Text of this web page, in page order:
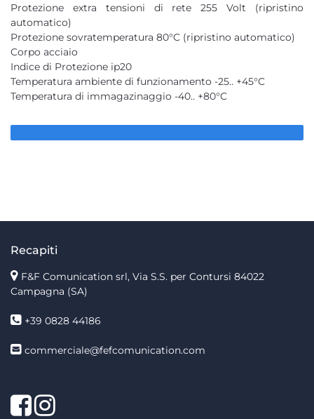
Protezione extra tensioni di rete 255 Volt (ripristino
automatico)
Protezione sovratemperatura 80°C (ripristino automatico)
Corpo acciaio
Indice di Protezione ip20
Temperatura ambiente di funzionamento -25.. +45°C
Temperatura di immagazinaggio -40.. +80°C
Recapiti
F&F Comunication srl, Via S.S. per Contursi 84022
Campagna (SA)
+39 0828 44186
commerciale@fefcomunication.com
Facebook
Twitter